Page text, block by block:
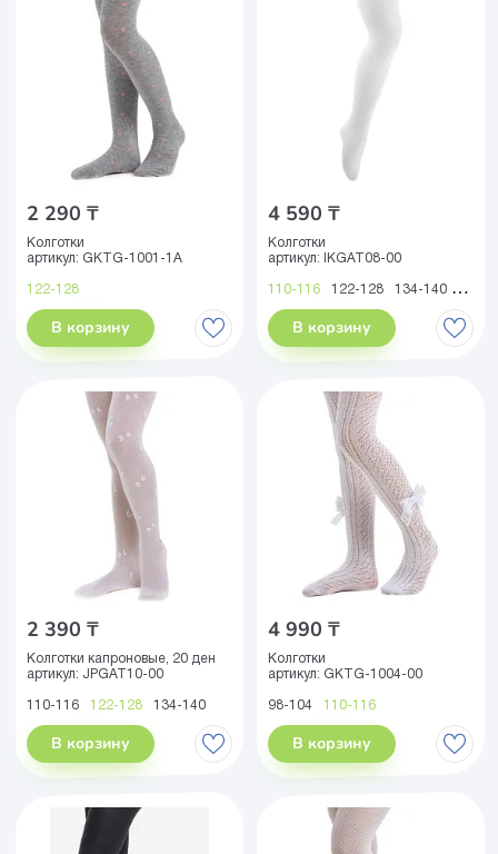
2 290 ₸
Колготки
артикул: GKTG-1001-1A
122-128
В корзину
4 590 ₸
Колготки
артикул:
IKGAT08-00
110-116 122-128 134-140 146-
В корзину
2 390 ₸
Колготки капроновые, 20 ден
артикул: JPGAT10-00
110-116 122-128 134-140
В корзину
4 990 ₸
Колготки
артикул: GKTG-1004-00
98-104 110-116
В корзину